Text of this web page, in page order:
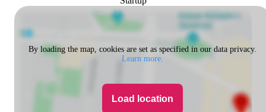
By loading the map, cookies are set as specified in our data privacy.
Learn more.
Load location